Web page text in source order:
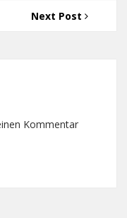
Next Post
Kommentar